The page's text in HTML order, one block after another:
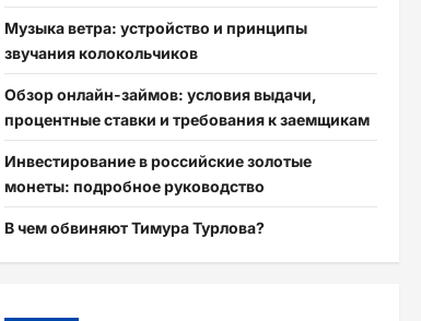
Музыка ветра: устройство и принципы
звучания колокольчиков
Обзор онлайн-займов: условия выдачи,
процентные ставки и требования к заемщикам
Инвестирование в российские золотые
монеты: подробное руководство
В чем обвиняют Тимура Турлова?